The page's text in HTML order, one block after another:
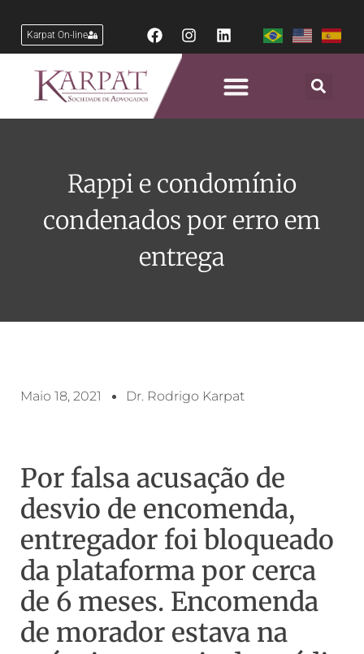
Karpat On-line
Rappi e condomínio
condenados por erro em
entrega
Maio 18, 2021 Dr. Rodrigo Karpat
Por falsa acusação de
desvio de encomenda,
entregador foi bloqueado
da plataforma por cerca
de 6 meses. Encomenda
de morador estava na